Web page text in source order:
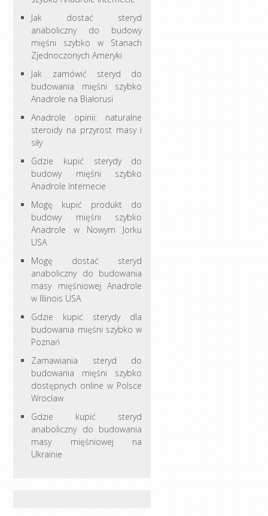
Jak dostać steryd
anaboliczny do budowy
mięśni szybko w Stanach
Zjednoczonych Ameryki
Jak zamówić steryd do
budowania mięśni szybko
Anadrole na Białorusi
Anadrole opinii: naturalne
steroidy na przyrost masy i
siły
Gdzie kupić sterydy do
budowy mięśni szybko
Anadrole Internecie
Mogę kupić produkt do
budowy mięśni szybko
Anadrole w Nowym Jorku
USA
Mogę dostać steryd
anaboliczny do budowania
masy mięśniowej Anadrole
w Illinois USA
Gdzie kupić sterydy dla
budowania mięśni szybko w
Poznań
Zamawiania steryd do
budowania mięśni szybko
dostępnych online w Polsce
Wrocław
Gdzie kupić steryd
anaboliczny do budowania
masy mięśniowej na
Ukrainie